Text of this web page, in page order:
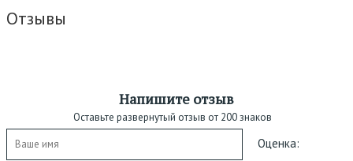
Отзывы
Напишите отзыв
Оставьте развернутый отзыв от 200 знаков
Оценка: